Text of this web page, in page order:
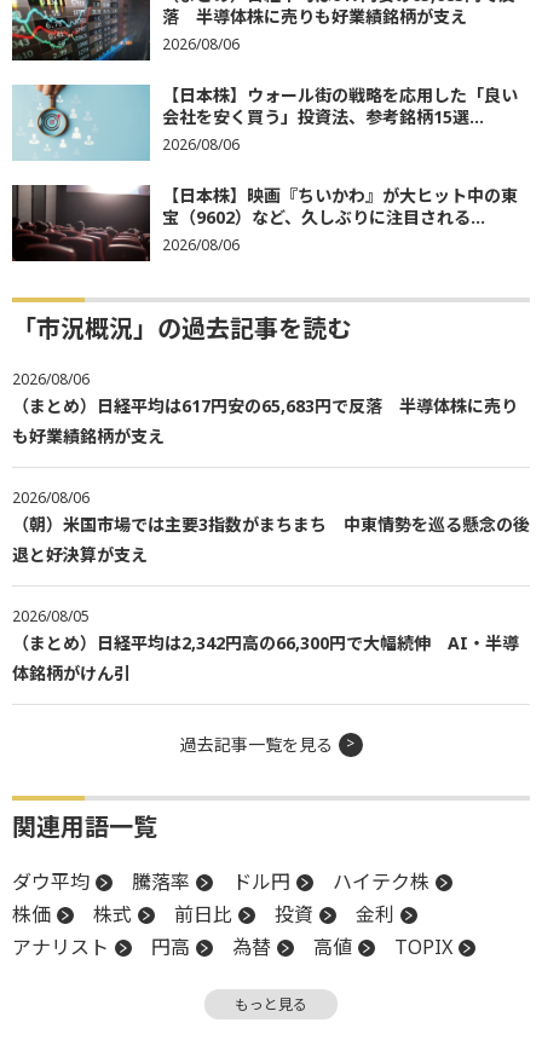
落 半導体株に売りも好業績銘柄が支え
2026/08/06
【日本株】ウォール街の戦略を応用した「良い
会社を安く買う」投資法、参考銘柄15選...
2026/08/06
【日本株】映画『ちいかわ』が大ヒット中の東
宝（9602）など、久しぶりに注目される...
2026/08/06
「市況概況」の過去記事を読む
2026/08/06
（まとめ）日経平均は617円安の65,683円で反落 半導体株に売り
も好業績銘柄が支え
2026/08/06
（朝）米国市場では主要3指数がまちまち 中東情勢を巡る懸念の後
退と好決算が支え
2026/08/05
（まとめ）日経平均は2,342円高の66,300円で大幅続伸 AI・半導
体銘柄がけん引
過去記事一覧を見る
関連用語一覧
ダウ平均 騰落率 ドル円
ハイテク株
株価
株式 前日比 投資
金利
アナリスト
円高 為替 高値
TOPIX
FOMC
長期金利
もっと見る